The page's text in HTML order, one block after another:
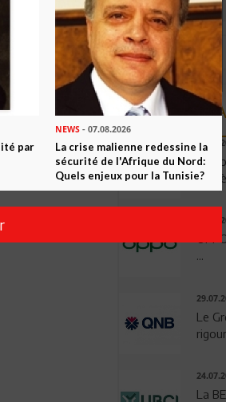
Un
...
Le
La
par
NEWS- 07.08.2026
La crise malienne redessine la
sécurité de l'Afrique du Nord:
Quels enjeux pour la Tunisie?